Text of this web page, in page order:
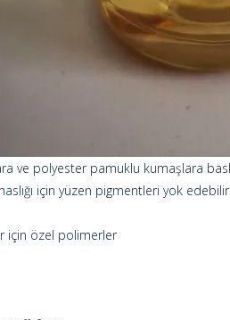
ve polyester pamuklu kumaşlara
için yüzen pigmentleri yok
için özel polimerler